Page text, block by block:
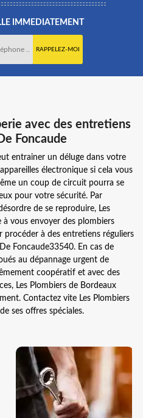
IMMEDIATEMENT
avec des entretiens
Foncaude
entrainer un déluge dans votre
électronique si cela vous
un coup de circuit pourra se
pour votre sécurité. Par
de se reproduire, Les
à vous envoyer des plombiers
à des entretiens réguliers
Foncaude33540. En cas de
au dépannage urgent de
coopératif et avec des
Les Plombiers de Bordeaux
Contactez vite Les Plombiers
ses offres spéciales.